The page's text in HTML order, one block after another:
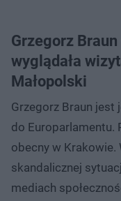
Grzegorz
wyglądała
Małopolski
Grzegorz Braun jest
do Europarlamentu.
obecny w Krakowie.
skandalicznej
mediach